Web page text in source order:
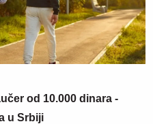
od 10.000 dinara -
u Srbiji